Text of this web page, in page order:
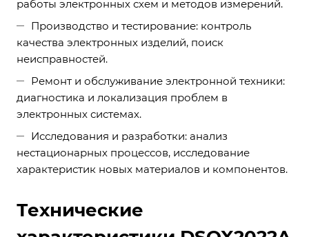
работы электронных схем и методов измерений.
Производство и тестирование: контроль
качества электронных изделий, поиск
неисправностей.
Ремонт и обслуживание электронной техники:
диагностика и локализация проблем в
электронных системах.
Исследования и разработки: анализ
нестационарных процессов, исследование
характеристик новых материалов и компонентов.
Технические